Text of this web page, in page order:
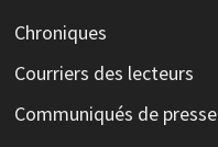
Chroniques
Courriers des lecteurs
Communiqués de presse